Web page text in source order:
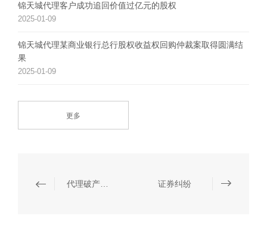
锦天城代理客户成功追回价值过亿元的股权
2025-01-09
锦天城代理某商业银行总行股权收益权回购仲裁案取得圆满结
果
2025-01-09
更多
证券纠纷